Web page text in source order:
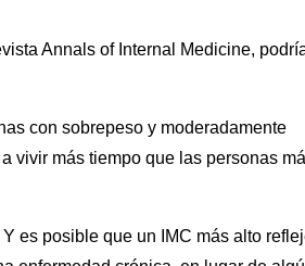
Annals of Internal Medicine,
con sobrepeso y moderadamente
vivir más tiempo que las personas
es posible que un IMC más alto